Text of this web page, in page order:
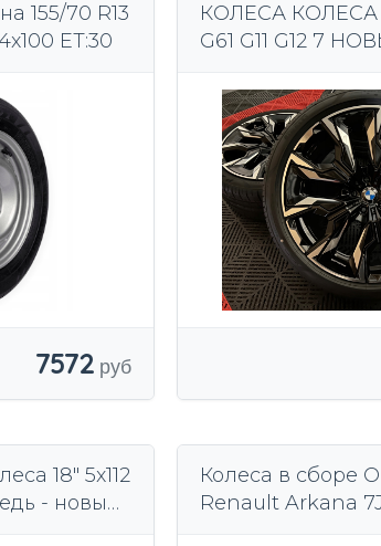
155/70 R13
ET:30
7572
КОЛЕСА КОЛЕСА
G61 G11 G12 7
18" 5x112
- новый
Колеса в сборе
Renault Arkana 7J